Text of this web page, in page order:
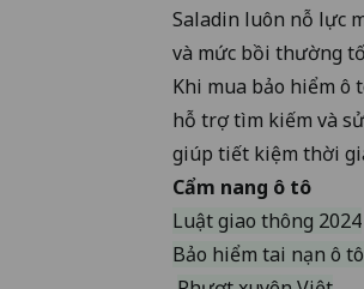
Saladin luôn nỗ lực
và mức bồi thường
Khi mua bảo hiểm ô
hỗ trợ tìm kiếm và
giúp tiết kiệm thời
Cẩm nang ô tô
Luật giao thông 2024
Bảo hiểm tai nạn ô tô